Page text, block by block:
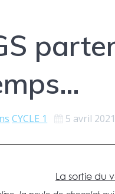
CYCLE 1 5 avril 2021